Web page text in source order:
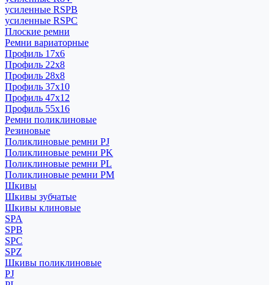
усиленные RSPB
усиленные RSPC
Плоские ремни
Ремни вариаторные
Профиль 17x6
Профиль 22x8
Профиль 28x8
Профиль 37x10
Профиль 47x12
Профиль 55x16
Ремни поликлиновые
Резиновые
Поликлиновые ремни PJ
Поликлиновые ремни PK
Поликлиновые ремни PL
Поликлиновые ремни PM
Шкивы
Шкивы зубчатые
Шкивы клиновые
SPA
SPB
SPC
SPZ
Шкивы поликлиновые
PJ